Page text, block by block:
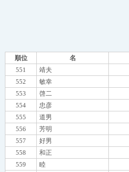
順位 名
551
靖夫
552
敏幸
553
啓二
554
忠彦
555
道男
556
芳明
557
好男
558
和正
559
睦